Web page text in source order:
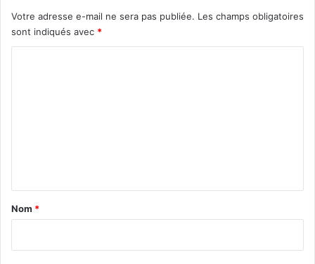
Votre adresse e-mail ne sera pas publiée. Les champs obligatoires
sont indiqués avec *
a
Nom *